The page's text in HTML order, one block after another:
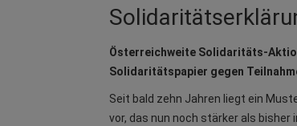
Österreichweite Solidaritäts-
Solidaritätspapier gegen
Seit bald zehn Jahren liegt ein
vor, das nun noch stärker als bisher